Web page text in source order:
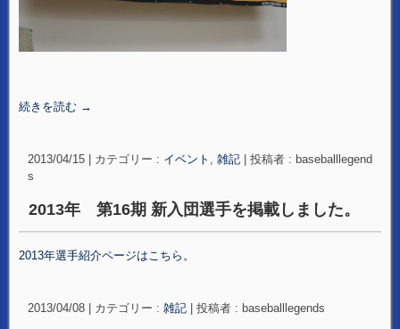
続きを読む →
2013/04/15 カテゴリー : イベント , 雑記
投稿者 : baseballlegend
s
2013年 第16期 新入団選手を掲載しました。
2013年選手紹介ページはこちら。
2013/04/08 カテゴリー : 雑記 投稿者 : baseballlegends